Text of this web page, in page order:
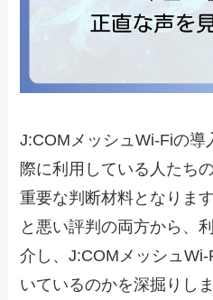
J:COMメッシュWi-Fiの導
際に利用している人たち
重要な判断材料となりま
と悪い評判の両方から、
介し、J:COMメッシュ
いているのかを深掘りしま